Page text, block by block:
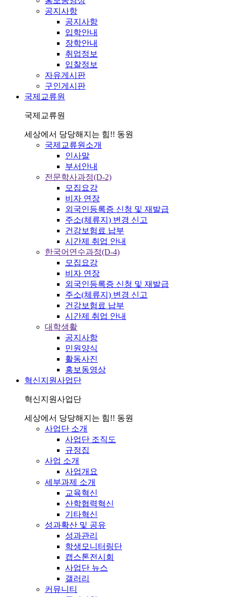
공지사항
공지사항
입학안내
장학안내
취업정보
입찰정보
자유게시판
구인게시판
국제교류원
국제교류원
세상에서 당당해지는 힘!! 동원
국제교류원소개
인사말
부서안내
전문학사과정(D-2)
모집요강
비자 연장
외국인등록증 신청 및 재발급
주소(체류지) 변경 신고
건강보험료 납부
시간제 취업 안내
한국어연수과정(D-4)
모집요강
비자 연장
외국인등록증 신청 및 재발급
주소(체류지) 변경 신고
건강보험료 납부
시간제 취업 안내
대학생활
공지사항
민원양식
활동사진
홍보동영상
혁신지원사업단
혁신지원사업단
세상에서 당당해지는 힘!! 동원
사업단 소개
사업단 조직도
규정집
사업 소개
사업개요
세부과제 소개
교육혁신
산학협력혁신
기타혁신
성과확산 및 공유
성과관리
학생모니터링단
캡스톤전시회
사업단 뉴스
갤러리
커뮤니티